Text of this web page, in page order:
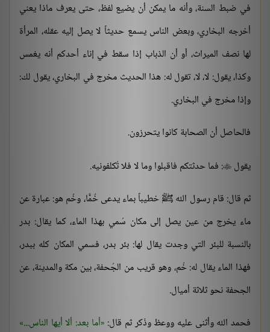
في ضبط السنة، وأنه ما يمكن أن يضيع لفظ، حتى يعرف ماذا يعني
أخرجه البخاري، وبعض الناس يسمع حديثاً لا يصل إليه عقله، المرأة
لها نصف الميراث، أو أن الذباب إذا سقط في إناء أحدكم أنه يغمس
وكذا، يقول: لا، لا، تقول له: هذا الحديث مخرج في البخاري، يقول لك:
وإذا مخرج في البخاري.
فالحاصل أن الصحابة كانوا يتحرزون.
يقول : فما حدثتكم فاقبلوا وما لا فلا تُكلفونيه.
ثم قال: قام رسول الله ﷺ خطيباً بماء يدعى خُمًّا، وخُم هو: عبارة عن
ماء يخرج من عين يصل إلى مكان سُمي بهذا الماء، كما يقال: بدر
بالنسبة للبئر التي وجدت يقال لها: بئر بدر، فسمي المكان كله ببدر،
فهذا الماء يقال له: خُم، وهو قريب من الجُحفة، بين مكة والمدينة، عن
الجحفة نحو ثلاثة أميال.
فحمد الله وأثنى عليه ووعظ وذّكر ثم قال: أما بعد: ألا أيها الناس...